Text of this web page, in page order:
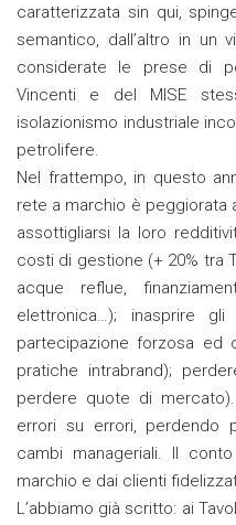
caratterizzata sin qui,
semantico, dall’altro in un
considerate le prese di
Vincenti e del MISE
isolazionismo industriale
petrolifere.
Nel frattempo, in questo
rete a marchio è peggiorata
assottigliarsi la loro
costi di gestione (+ 20% tra
acque reflue,
elettronica…); inasprire
partecipazione forzosa ed
pratiche intrabrand);
perdere quote di
errori su errori, perdendo
cambi manageriali. Il
marchio e dai clienti
L’abbiamo già scritto: ai